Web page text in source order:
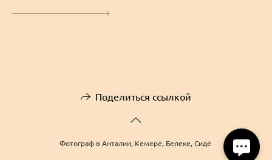
Поделиться ссылкой
Фотограф в Анталии, Кемере, Белеке, Сиде